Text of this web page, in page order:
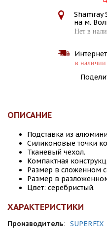
Shamray
на м.
Нет в
в наличии
ОПИСАНИЕ
Подставка из
Силиконовые точки
Тканевый чехол.
Компактная
Размер в сложенном
Размер в
Цвет: серебристый.
ХАРАКТЕРИСТИКИ
Производитель: SUPERFIX